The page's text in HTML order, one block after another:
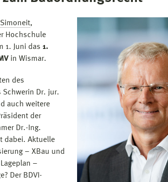
,
Hochschule
1. Juni das 1.
in Wismar.
des
Schwerin Dr. jur.
auch weitere
der
Dr.-Ing.
dabei. Aktuelle
– XBau und
–
Der BDVI-